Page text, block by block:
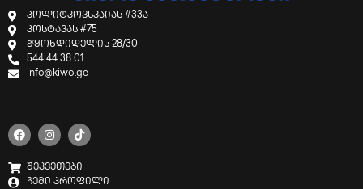
პოლიტკოვსკაიას #33ა
კოსტავას #75
ჭყონდიდელის 28/30
544 44 38 01
info@kiwo.ge
შეკვეთები
ჩემი პროფილი